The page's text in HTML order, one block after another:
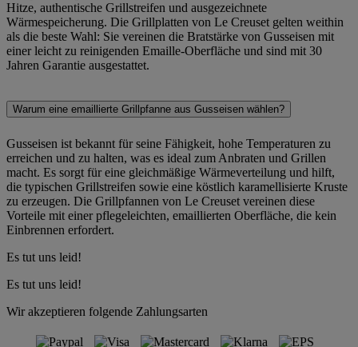
Hitze, authentische Grillstreifen und ausgezeichnete
Wärmespeicherung. Die Grillplatten von Le Creuset gelten weithin
als die beste Wahl: Sie vereinen die Bratstärke von Gusseisen mit
einer leicht zu reinigenden Emaille-Oberfläche und sind mit 30
Jahren Garantie ausgestattet.
Warum eine emaillierte Grillpfanne aus Gusseisen wählen?
Gusseisen ist bekannt für seine Fähigkeit, hohe Temperaturen zu
erreichen und zu halten, was es ideal zum Anbraten und Grillen
macht. Es sorgt für eine gleichmäßige Wärmeverteilung und hilft,
die typischen Grillstreifen sowie eine köstlich karamellisierte Kruste
zu erzeugen. Die Grillpfannen von Le Creuset vereinen diese
Vorteile mit einer pflegeleichten, emaillierten Oberfläche, die kein
Einbrennen erfordert.
Es tut uns leid!
Es tut uns leid!
Wir akzeptieren folgende Zahlungsarten